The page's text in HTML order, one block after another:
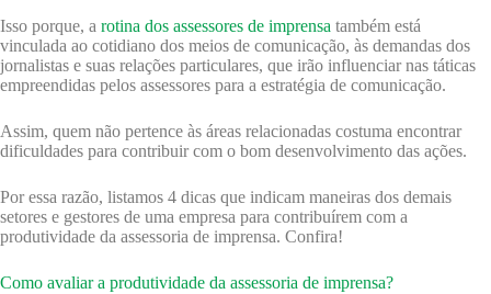
Isso porque, a rotina dos assessores de imprensa também está
vinculada ao cotidiano dos meios de comunicação, às demandas dos
jornalistas e suas relações particulares, que irão influenciar nas táticas
empreendidas pelos assessores para a estratégia de comunicação.
Assim, quem não pertence às áreas relacionadas costuma encontrar
dificuldades para contribuir com o bom desenvolvimento das ações.
Por essa razão, listamos 4 dicas que indicam maneiras dos demais
setores e gestores de uma empresa para contribuírem com a
produtividade da assessoria de imprensa. Confira!
Como avaliar a produtividade da assessoria de imprensa?